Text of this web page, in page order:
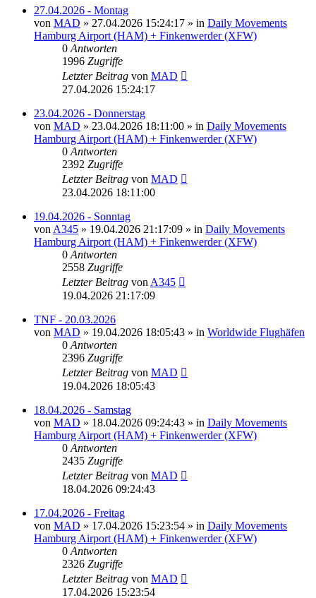
27.04.2026 - Montag
von MAD » 27.04.2026 15:24:17 » in Daily Movements
Hamburg Airport (HAM) + Finkenwerder (XFW)
0 Antworten
1996 Zugriffe
Letzter Beitrag von MAD
27.04.2026 15:24:17
23.04.2026 - Donnerstag
von MAD » 23.04.2026 18:11:00 » in Daily Movements
Hamburg Airport (HAM) + Finkenwerder (XFW)
0 Antworten
2392 Zugriffe
Letzter Beitrag von MAD
23.04.2026 18:11:00
19.04.2026 - Sonntag
von A345 » 19.04.2026 21:17:09 » in Daily Movements
Hamburg Airport (HAM) + Finkenwerder (XFW)
0 Antworten
2558 Zugriffe
Letzter Beitrag von A345
19.04.2026 21:17:09
TNF - 20.03.2026
von MAD » 19.04.2026 18:05:43 » in Worldwide Flughäfen
0 Antworten
2396 Zugriffe
Letzter Beitrag von MAD
19.04.2026 18:05:43
18.04.2026 - Samstag
von MAD » 18.04.2026 09:24:43 » in Daily Movements
Hamburg Airport (HAM) + Finkenwerder (XFW)
0 Antworten
2435 Zugriffe
Letzter Beitrag von MAD
18.04.2026 09:24:43
17.04.2026 - Freitag
von MAD » 17.04.2026 15:23:54 » in Daily Movements
Hamburg Airport (HAM) + Finkenwerder (XFW)
0 Antworten
2326 Zugriffe
Letzter Beitrag von MAD
17.04.2026 15:23:54